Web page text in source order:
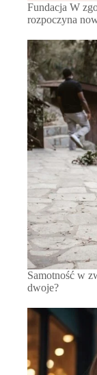
Fundacja W
rozpoczyna
Samotność w
dwoje?